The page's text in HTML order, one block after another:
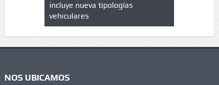
incluye nueva tipologías
vehiculares
NOS UBICAMOS